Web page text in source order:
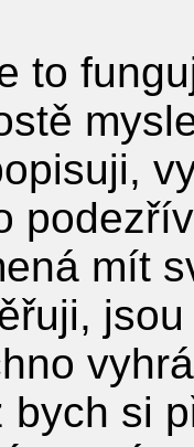
to
mít
bych si